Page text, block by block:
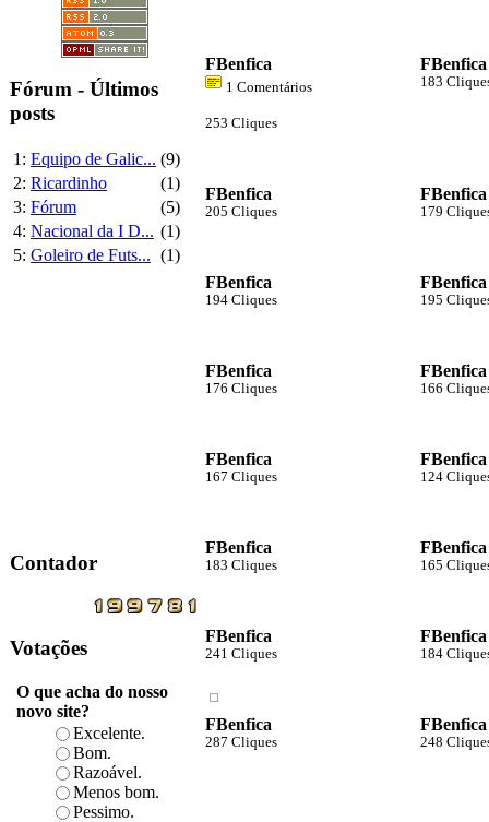
Fórum - Últimos
posts
1: Equipo de Galic... (9)
2: Ricardinho
(1)
3: Fórum
(5)
4: Nacional da I D... (1)
5: Goleiro de Futs... (1)
Contador
Votações
O que acha do nosso
novo site?
Excelente.
Bom.
Razoável.
Menos bom.
Pessimo.
FBenfica
1 Comentários
253 Cliques
FBenfica
183
FBenfica
205 Cliques
FBenfica
179
FBenfica
194 Cliques
FBenfica
195
FBenfica
176 Cliques
FBenfica
166
FBenfica
167 Cliques
FBenfica
124
FBenfica
183 Cliques
FBenfica
165
FBenfica
241 Cliques
FBenfica
184
FBenfica
287 Cliques
FBenfica
248